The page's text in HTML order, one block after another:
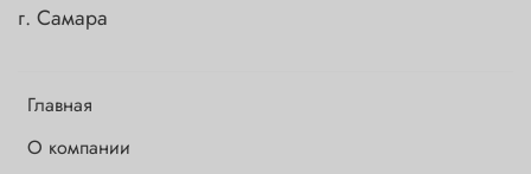
Главная
О компании
г. Самара